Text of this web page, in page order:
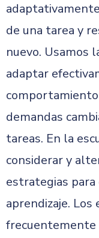
de una tarea y
nuevo. Usamos
adaptar
demandas
tareas. En la
considerar y
estrategias
aprendizaje.
frecuentemente